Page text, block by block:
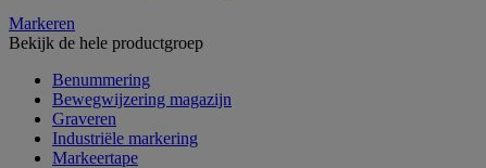
Markeren
Bekijk de hele productgroep
Benummering
Bewegwijzering magazijn
Graveren
Industriële markering
Markeertape